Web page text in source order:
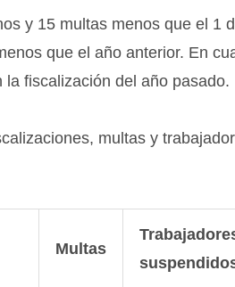
y 15 multas menos que el 1
que el año anterior. En
fiscalización del año pasado.
multas y
Multas